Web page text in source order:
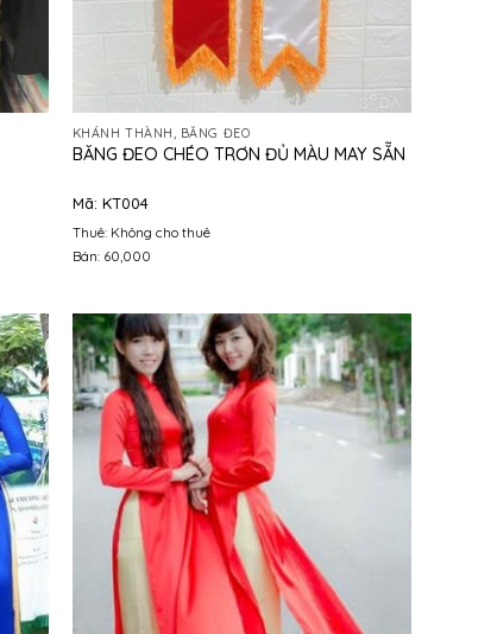
KHÁNH THÀNH, BĂNG ĐEO
BĂNG ĐEO CHÉO TRƠN ĐỦ MÀU MAY SẴN
Mã: KT004
Thuê: Không cho thuê
Bán: 60,000